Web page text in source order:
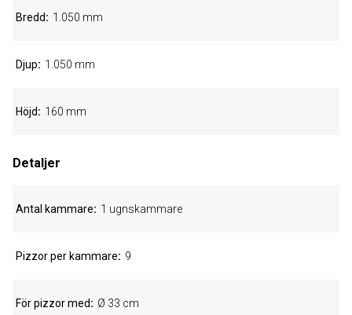
Bredd 1.050 mm
Djup 1.050 mm
Höjd 160 mm
Detaljer
Antal kammare 1 ugnskammare
Pizzor per kammare 9
För pizzor med Ø 33 cm